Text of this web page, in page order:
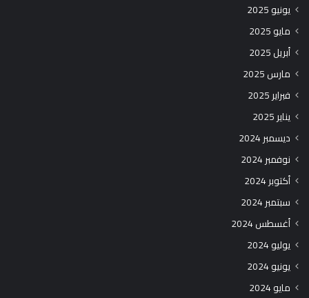
يونيو 2025
مايو 2025
أبريل 2025
مارس 2025
فبراير 2025
يناير 2025
ديسمبر 2024
نوفمبر 2024
أكتوبر 2024
سبتمبر 2024
أغسطس 2024
يوليو 2024
يونيو 2024
مايو 2024